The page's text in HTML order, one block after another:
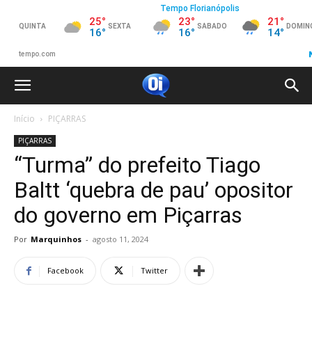
Início PIÇARRAS
PIÇARRAS
“Turma” do prefeito Tiago
Baltt ‘quebra de pau’ opositor
do governo em Piçarras
Por Marquinhos - agosto 11, 2024
Facebook Twitter